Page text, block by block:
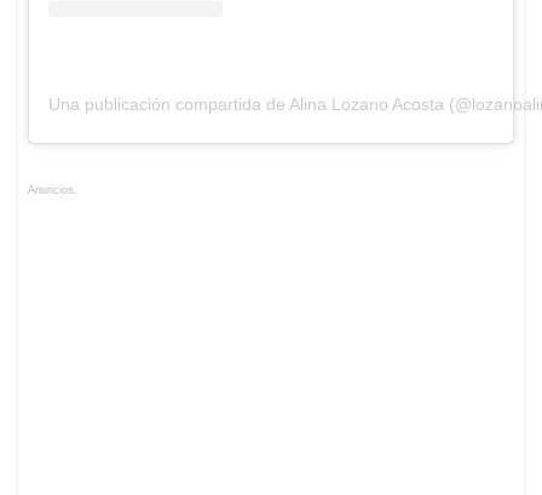
Una publicación compartida de Alina Lozano Acosta
Anuncios.